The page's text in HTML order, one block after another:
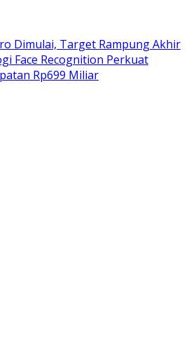
Dimulai, Target Rampung Akhir
Face Recognition Perkuat
Rp699 Miliar